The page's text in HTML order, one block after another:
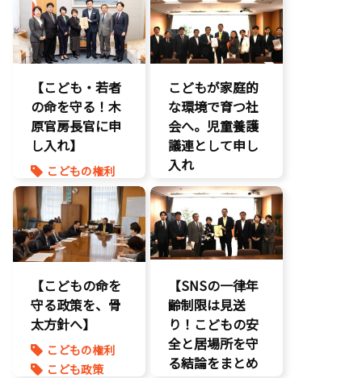
いじめ対策
こどもの権利
こども政策
不登校支援
命を守る
子育て支援拡
充
孤独孤立対策
将来不安
自民党
こども政策
議員連盟
障がい児者支
援
養子縁組
【こども・若者
の命を守る！木
原官房長官に申
し入れ】
こどもの権利
こども政策
命を守る
孤独孤立対策
こどもが家庭的
な環境で育つ社
会へ。児童養護
議連として申し
入れ
こども政策
児童福祉法
児童虐待対策
命を守る
【こどもの命を
守る政策を、骨
太方針へ】
こどもの権利
こども政策
【SNSの一律年
齢制限は見送
り！こどもの安
全と居場所を守
る結論をまとめ